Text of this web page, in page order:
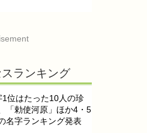
ランキング
1位はたった10人の珍
「勅使河原」ほか4・5
名字ランキング発表